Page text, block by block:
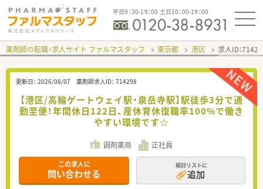
平日9：30-19：00 土日10：00-19：00
薬剤師の転職・求人サイト ファルマスタッフ 東京都 港区 求人ID：
更新日： 2026/08/07 薬剤師求人ID： 714298
【港区/高輪ゲートウェイ駅・泉岳寺駅】駅徒歩3分で通
勤至便！年間休日122日、産休育休復職率100%で働き
やすい環境です☆
調剤薬局 正社員
この求人に
問い合わせる
検討リストに
追加